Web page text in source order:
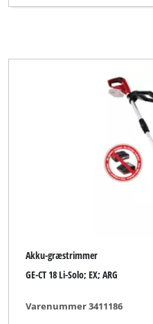
Akku-græstrimmer
GE-CT 18 Li-Solo; EX; ARG
Varenummer 3411186